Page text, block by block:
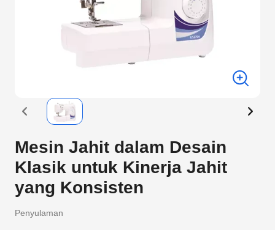
Mesin Jahit dalam Desain
Klasik untuk Kinerja Jahit
yang Konsisten
Penyulaman